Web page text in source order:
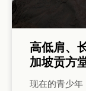
高低肩、
加坡贡方
现在的青少年